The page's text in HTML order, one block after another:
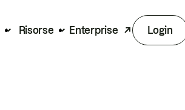
Risorse Enterprise Login